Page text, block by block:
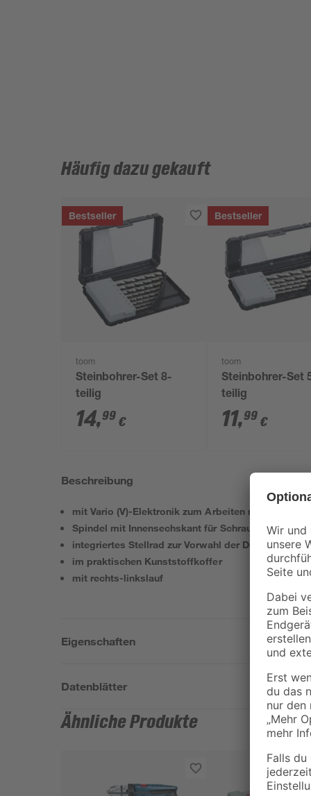
Häufig dazu gekauft
Bestseller
toom
Steinbohrer-Set 8-
teilig
14,99 €
Bestseller
toom
Steinbohrer-Set
teilig
11,99 €
Beschreibung
mit Vario (V)-Elektronik zum Arbeiten mit
Spindel mit Innensechskant für Schrauber-Bits
integriertes Stellrad zur Vorwahl der Drehzahl
im praktischen Kunststoffkoffer
mit rechts-linkslauf
Eigenschaften
Datenblätter
Ähnliche Produkte